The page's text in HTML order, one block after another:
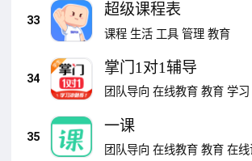
33
超级课程表
课程 生活 工具 管理 教育
34
掌门1对1辅导
团队导向 在线教育 教育 学习
35
一课
团队导向 在线教育 教育 在线